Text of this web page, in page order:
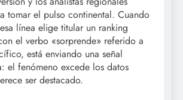
tomar el pulso continental. Cuando
línea elige titular un ranking
el verbo «sorprende» referido a
está enviando una señal
el fenómeno excede los datos
ser destacado.